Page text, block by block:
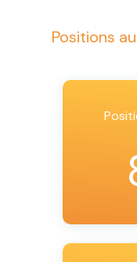
Positions